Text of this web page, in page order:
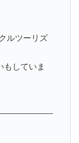
ルツーリズ
もしていま